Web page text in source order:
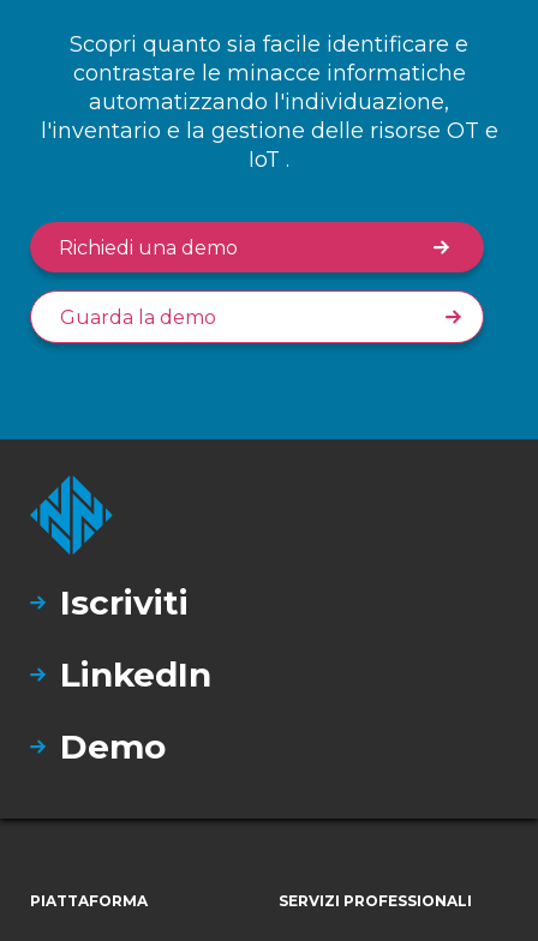
Scopri quanto sia facile identificare e
contrastare le minacce informatiche
automatizzando l'individuazione,
l'inventario e la gestione delle risorse OT e
IoT .
Richiedi una demo
Guarda la demo
Iscriviti
LinkedIn
Demo
PIATTAFORMA SERVIZI PROFESSIONALI